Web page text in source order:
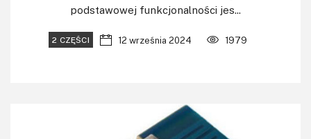
podstawowej funkcjonalności jes...
2 CZĘŚCI 12 września 2024 1979